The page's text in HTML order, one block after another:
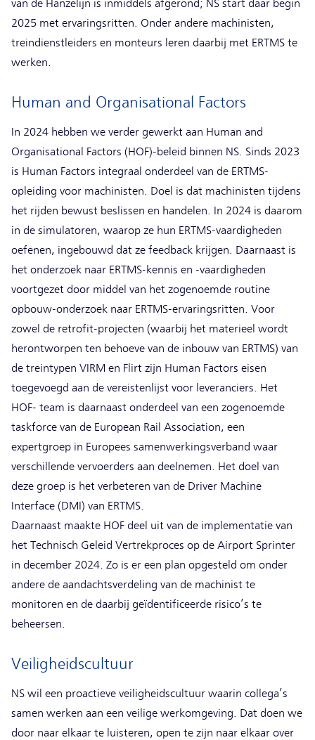
van de Hanzelijn is inmiddels afgerond; NS start daar begin
2025 met ervaringsritten. Onder andere machinisten,
treindienstleiders en monteurs leren daarbij met ERTMS te
werken.
Human and Organisational Factors
In 2024 hebben we verder gewerkt aan Human and
Organisational Factors (HOF)-beleid binnen NS. Sinds 2023
is Human Factors integraal onderdeel van de ERTMS-
opleiding voor machinisten. Doel is dat machinisten tijdens
het rijden bewust beslissen en handelen. In 2024 is daarom
in de simulatoren, waarop ze hun ERTMS-vaardigheden
oefenen, ingebouwd dat ze feedback krijgen. Daarnaast is
het onderzoek naar ERTMS-kennis en -vaardigheden
voortgezet door middel van het zogenoemde routine
opbouw-onderzoek naar ERTMS-ervaringsritten. Voor
zowel de retrofit-projecten (waarbij het materieel wordt
herontworpen ten behoeve van de inbouw van ERTMS) van
de treintypen VIRM en Flirt zijn Human Factors eisen
toegevoegd aan de vereistenlijst voor leveranciers. Het
HOF- team is daarnaast onderdeel van een zogenoemde
taskforce van de European Rail Association, een
expertgroep in Europees samenwerkingsverband waar
verschillende vervoerders aan deelnemen. Het doel van
deze groep is het verbeteren van de Driver Machine
Interface (DMI) van ERTMS.
Daarnaast maakte HOF deel uit van de implementatie van
het Technisch Geleid Vertrekproces op de Airport Sprinter
in december 2024. Zo is er een plan opgesteld om onder
andere de aandachtsverdeling van de machinist te
monitoren en de daarbij geïdentificeerde risico’s te
beheersen.
Veiligheidscultuur
NS wil een proactieve veiligheidscultuur waarin collega’s
samen werken aan een veilige werkomgeving. Dat doen we
door naar elkaar te luisteren, open te zijn naar elkaar over